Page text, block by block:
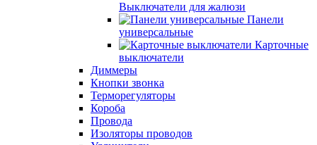
Выключатели для жалюзи
Панели
универсальные
Карточные
выключатели
Диммеры
Кнопки звонка
Терморегуляторы
Короба
Провода
Изоляторы проводов